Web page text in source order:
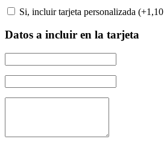
Si, incluir tarjeta personalizada (+1,10
Datos a incluir en la tarjeta